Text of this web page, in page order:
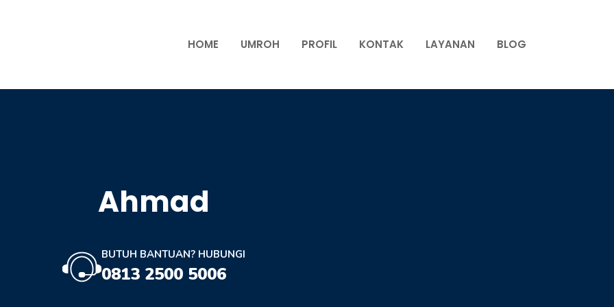
HOME UMROH PROFIL KONTAK LAYANAN BLOG
Ahmad
BUTUH BANTUAN? HUBUNGI
0813 2500 5006